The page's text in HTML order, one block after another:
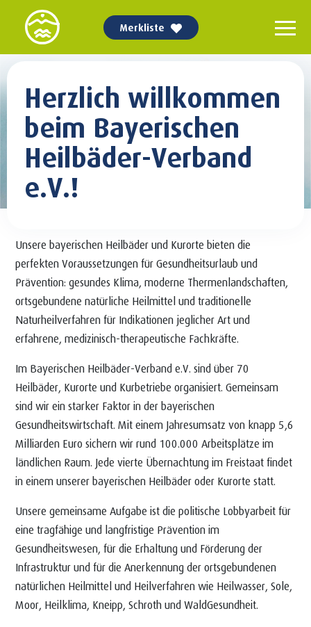
Merkliste
Herzlich willkommen
beim Bayerischen
Heilbäder-Verband
e.V.!
Unsere bayerischen Heilbäder und Kurorte bieten die
perfekten Voraussetzungen für Gesundheitsurlaub und
Prävention: gesundes Klima, moderne Thermenlandschaften,
ortsgebundene natürliche Heilmittel und traditionelle
Naturheilverfahren für Indikationen jeglicher Art und
erfahrene, medizinisch-therapeutische Fachkräfte.
Im Bayerischen Heilbäder-Verband e.V. sind über 70
Heilbäder, Kurorte und Kurbetriebe organisiert. Gemeinsam
sind wir ein starker Faktor in der bayerischen
Gesundheitswirtschaft. Mit einem Jahresumsatz von knapp 5,6
Milliarden Euro sichern wir rund 100.000 Arbeitsplätze im
ländlichen Raum. Jede vierte Übernachtung im Freistaat findet
in einem unserer bayerischen Heilbäder oder Kurorte statt.
Unsere gemeinsame Aufgabe ist die politische Lobbyarbeit für
eine tragfähige und langfristige Prävention im
Gesundheitswesen, für die Erhaltung und Förderung der
Infrastruktur und für die Anerkennung der ortsgebundenen
natürlichen Heilmittel und Heilverfahren wie Heilwasser, Sole,
Moor, Heilklima, Kneipp, Schroth und WaldGesundheit.